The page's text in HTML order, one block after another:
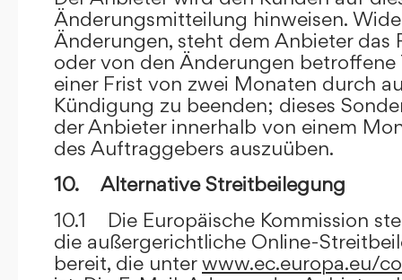
Änderungsmitteilung hinweisen.
Änderungen, steht dem Anbieter das
oder von den Änderungen betroffene
einer Frist von zwei Monaten durch
Kündigung zu beenden; dieses
der Anbieter innerhalb von einem
des Auftraggebers auszuüben.
10. Alternative Streitbeilegung
10.1 Die Europäische Kommission
die außergerichtliche Online-
bereit, die unterwww.ec.europa.eu/